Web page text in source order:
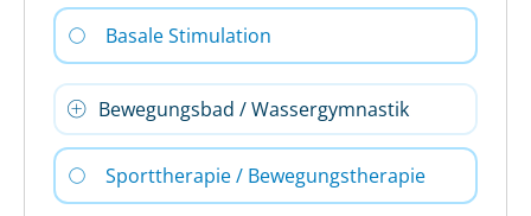
Basale Stimulation
Bewegungsbad / Wassergymnastik
Sporttherapie / Bewegungstherapie